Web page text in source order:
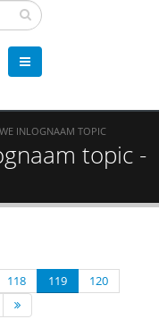
INLOGNAAM TOPIC
topic -
118 119
120